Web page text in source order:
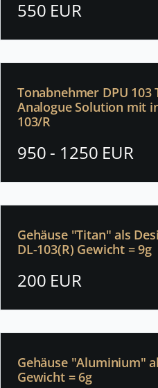
550 EUR
Tonabnehmer DPU 103
Analogue Solution mit
103/R
950 - 1250 EUR
Gehäuse "Titan" als
DL-103(R) Gewicht = 9g
200 EUR
Gehäuse "Aluminium"
Gewicht = 6g